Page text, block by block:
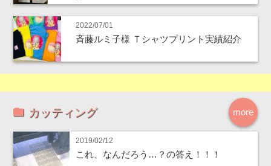
2022/07/01
斉藤ルミ子様 Ｔシャツプリント実績紹介
more
カッティング
2019/02/12
これ、なんだろう…？の答え！！！